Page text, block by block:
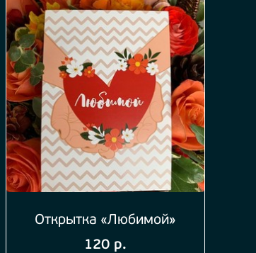
Открытка «Любимой»
120 р.